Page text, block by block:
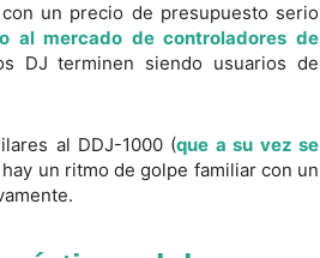
un precio de presupuesto serio
al mercado de controladores de
DJ terminen siendo usuarios de
al DDJ-1000 (que a su vez se
un ritmo de golpe familiar con un